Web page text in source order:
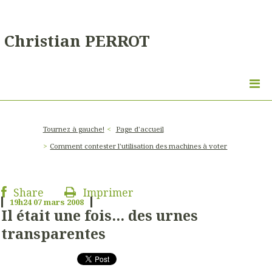
Christian PERROT
Tournez à gauche!
Page d'accueil
Comment contester l'utilisation des machines à voter
Share Imprimer
19h24 07mars 2008
Il était une fois... des urnes
transparentes